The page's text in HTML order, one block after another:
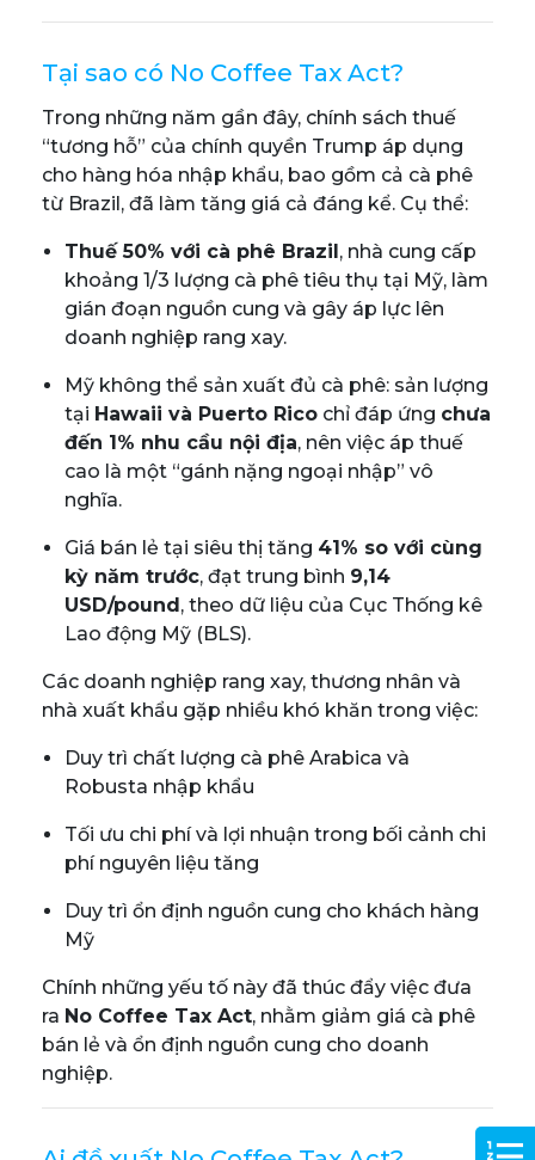
Tại sao có No Coffee Tax Act?
Trong những năm gần đây, chính sách thuế
“tương hỗ” của chính quyền Trump áp dụng
cho hàng hóa nhập khẩu, bao gồm cả cà phê
từ Brazil, đã làm tăng giá cả đáng kể. Cụ thể:
Thuế 50% với cà phê Brazil, nhà cung cấp
khoảng 1/3 lượng cà phê tiêu thụ tại Mỹ, làm
gián đoạn nguồn cung và gây áp lực lên
doanh nghiệp rang xay.
Mỹ không thể sản xuất đủ cà phê: sản lượng
tại Hawaii và Puerto Ricochỉ đáp ứng chưa
đến 1% nhu cầu nội địa, nên việc áp thuế
cao là một “gánh nặng ngoại nhập” vô
nghĩa.
Giá bán lẻ tại siêu thị tăng 41% so với cùng
kỳ năm trước, đạt trung bình 9,14
USD/pound, theo dữ liệu của Cục Thống kê
Lao động Mỹ (BLS).
Các doanh nghiệp rang xay, thương nhân và
nhà xuất khẩu gặp nhiều khó khăn trong việc:
Duy trì chất lượng cà phê Arabica và
Robusta nhập khẩu
Tối ưu chi phí và lợi nhuận trong bối cảnh chi
phí nguyên liệu tăng
Duy trì ổn định nguồn cung cho khách hàng
Mỹ
Chính những yếu tố này đã thúc đẩy việc đưa
ra No Coffee Tax Act, nhằm giảm giá cà phê
bán lẻ và ổn định nguồn cung cho doanh
nghiệp.